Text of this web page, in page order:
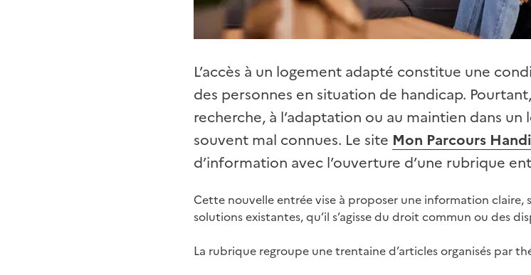
L’accès à un logement adapté constitue une
des personnes en situation de handicap.
recherche, à l’adaptation ou au maintien dans
souvent mal connues. Le site Mon Parcours
d’information avec l’ouverture d’une rubrique
Cette nouvelle entrée vise à proposer une information claire,
solutions existantes, qu’il s’agisse du droit commun ou des
La rubrique regroupe une trentaine d’articles organisés par